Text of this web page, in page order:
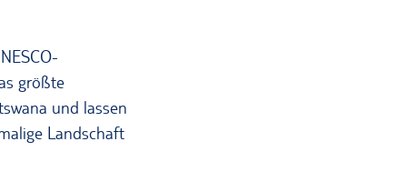
größte
und lassen
Landschaft